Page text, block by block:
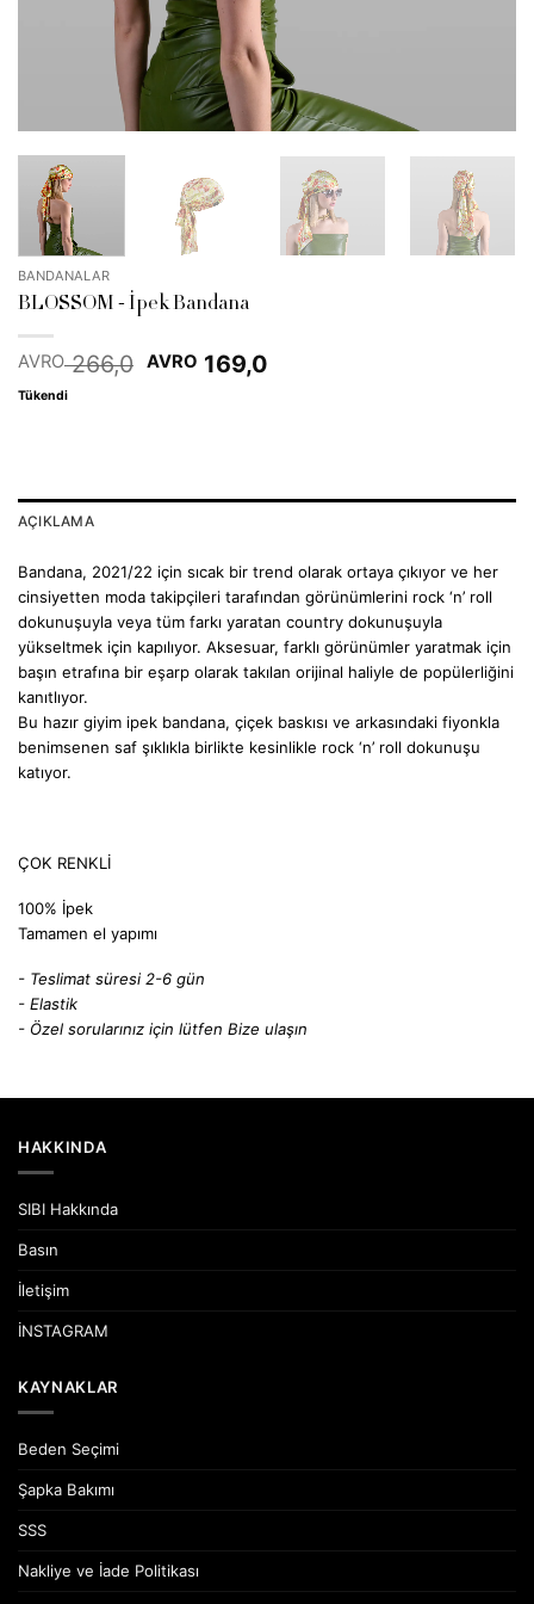
BANDANALAR
BLOSSOM - İpek Bandana
AVRO266,0 Orijinal
AVRO 169,0Şu
Tükendi
AÇIKLAMA
Bandana, 2021/22 için sıcak bir trend olarak ortaya çıkıyor ve her
cinsiyetten moda takipçileri tarafından görünümlerini rock ‘n’ roll
dokunuşuyla veya tüm farkı yaratan country dokunuşuyla
yükseltmek için kapılıyor. Aksesuar, farklı görünümler yaratmak için
başın etrafına bir eşarp olarak takılan orijinal haliyle de popülerliğini
kanıtlıyor.
Bu hazır giyim ipek bandana, çiçek baskısı ve arkasındaki fiyonkla
benimsenen saf şıklıkla birlikte kesinlikle rock ‘n’ roll dokunuşu
katıyor.
ÇOK RENKLİ
100% İpek
Tamamen el yapımı
- Teslimat süresi 2-6 gün
- Elastik
- Özel sorularınız için lütfen Bize ulaşın
HAKKINDA
SIBI Hakkında
Basın
İletişim
İNSTAGRAM
KAYNAKLAR
Beden Seçimi
Şapka Bakımı
SSS
Nakliye ve İade Politikası